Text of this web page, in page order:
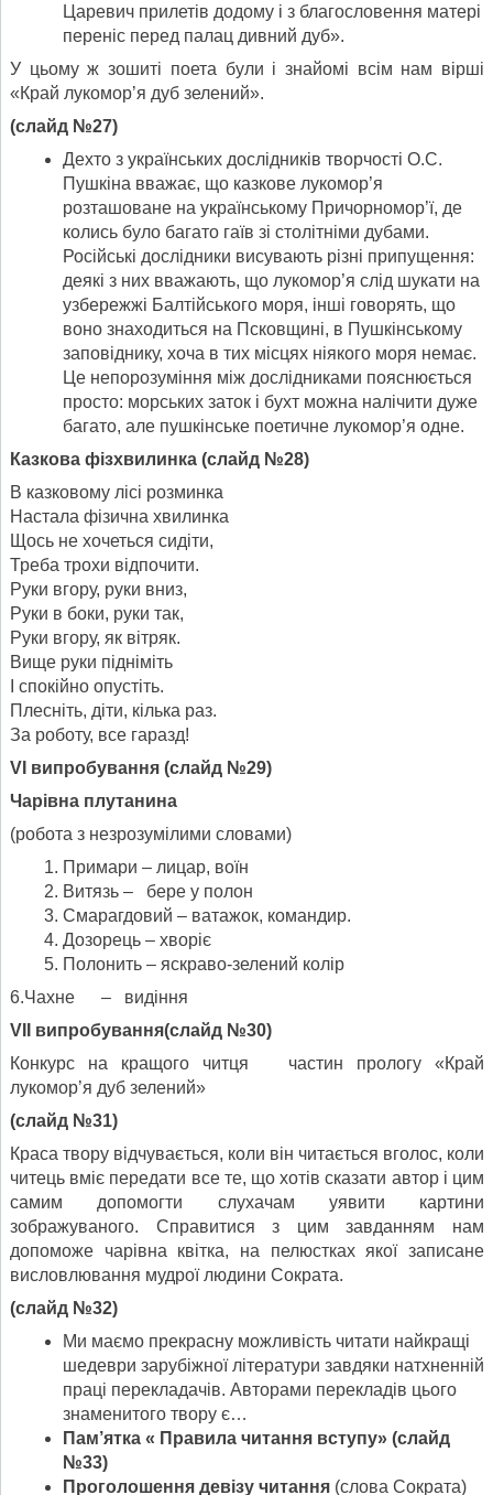
Царевич прилетів додому і з благословення матері
переніс перед палац дивний дуб».
У цьому ж зошиті поета були і знайомі всім нам вірші
«Край лукомор’я дуб зелений».
(слайд №27)
Дехто з українських дослідників творчості О.С.
Пушкіна вважає, що казкове лукомор’я
розташоване на українському Причорномор’ї, де
колись було багато гаїв зі столітніми дубами.
Російські дослідники висувають різні припущення:
деякі з них вважають, що лукомор’я слід шукати на
узбережжі Балтійського моря, інші говорять, що
воно знаходиться на Псковщині, в Пушкінському
заповіднику, хоча в тих місцях ніякого моря немає.
Це непорозуміння між дослідниками пояснюється
просто: морських заток і бухт можна налічити дуже
багато, але пушкінське поетичне лукомор’я одне.
Казкова фізхвилинка (слайд №28)
В казковому лісі розминка
Настала фізична хвилинка
Щось не хочеться сидіти,
Треба трохи відпочити.
Руки вгору, руки вниз,
Руки в боки, руки так,
Руки вгору, як вітряк.
Вище руки підніміть
І спокійно опустіть.
Плесніть, діти, кілька раз.
За роботу, все гаразд!
V І випробування (слайд №29)
Чарівна плутанина
(робота з незрозумілими словами)
Примари – лицар, воїн
Витязь – бере у полон
Смарагдовий – ватажок, командир.
Дозорець – хворіє
Полонить – яскраво-зелений колір
6.Чахне – видіння
V ІІ випробування(слайд №30)
Конкурс на кращого читця частин прологу «Край
лукомор’я дуб зелений»
(слайд №31)
Краса твору відчувається, коли він читається вголос, коли
читець вміє передати все те, що хотів сказати автор і цим
самим допомогти слухачам уявити картини
зображуваного. Справитися з цим завданням нам
допоможе чарівна квітка, на пелюстках якої записане
висловлювання мудрої людини Сократа.
(слайд №32)
Ми маємо прекрасну можливість читати найкращі
шедеври зарубіжної літератури завдяки натхненній
праці перекладачів. Авторами перекладів цього
знаменитого твору є…
Пам’ятка « Правила читання вступу» (слайд
№33)
Проголошення девізу читання (слова Сократа)